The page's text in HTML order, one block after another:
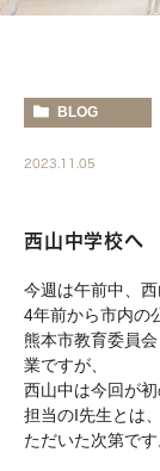
BLOG
2023.11.05
西山中学校へ
今週は午前中、西
4年前から市内の
熊本市教育委員
業ですが、
西山中は今回が初
担当のI先生とは
ただいた次第です